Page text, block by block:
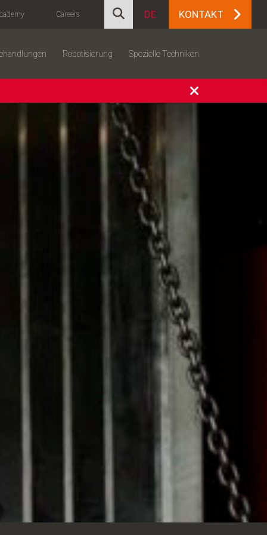
Careers DE KONTAKT
Robotisierung Spezielle Techniken